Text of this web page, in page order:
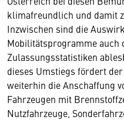
klimafreundlich und damit
Inzwischen sind die
Mobilitätsprogramme auch
Zulassungsstatistiken
dieses Umstiegs fördert
weiterhin die Anschaffung
Fahrzeugen mit
Nutzfahrzeuge,